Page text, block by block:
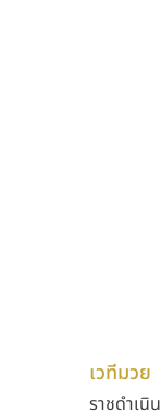
เวทีมวย
ราชดำเนิน